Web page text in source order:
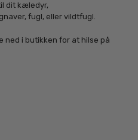
dit kæledyr,
fugl, eller vildtfugl.
ned i butikken for at hilse på